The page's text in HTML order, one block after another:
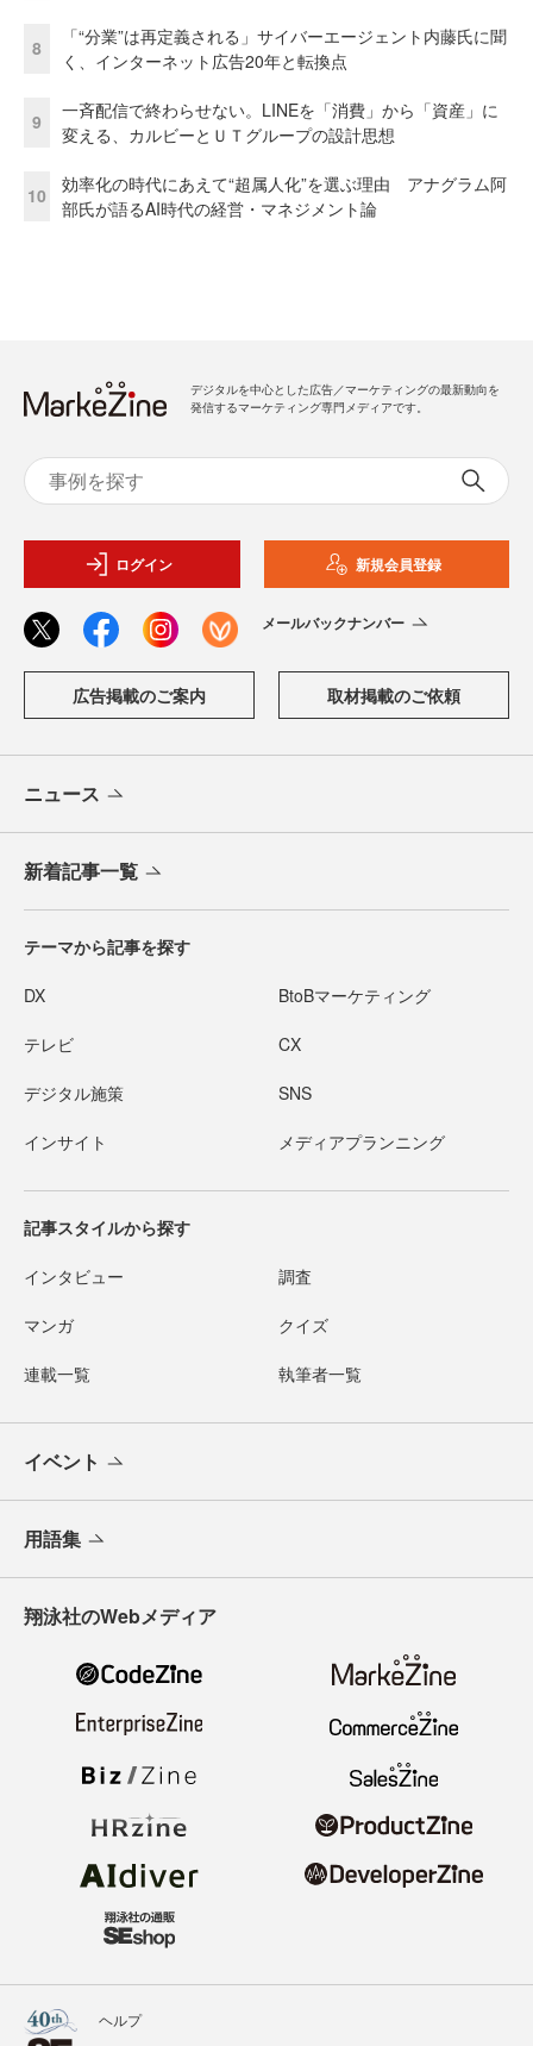
8
「“分業”は再定義される」サイバーエージェント内藤氏に聞
く、インターネット広告20年と転換点
9
一斉配信で終わらせない。LINEを「消費」から「資産」に
変える、カルビーとＵＴグループの設計思想
10
効率化の時代にあえて“超属人化”を選ぶ理由 アナグラム阿
部氏が語るAI時代の経営・マネジメント論
デジタルを中心とした広告／マーケティングの最新動向を
発信するマーケティング専門メディアです。
ログイン 新規会員登録
メールバックナンバー
広告掲載のご案内 取材掲載のご依頼
ニュース
新着記事一覧
テーマから記事を探す
DX BtoBマーケティング
テレビ CX
デジタル施策 SNS
インサイト メディアプランニング
記事スタイルから探す
インタビュー 調査
マンガ クイズ
連載一覧 執筆者一覧
イベント
用語集
翔泳社のWebメディア
ヘルプ